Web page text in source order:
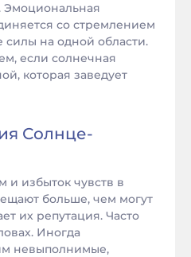
Эмоциональная
со стремлением
силы на одной области.
если солнечная
которая заведует
Солнце-
избыток чувств в
больше, чем могут
их репутация. Часто
Иногда
невыполнимые,